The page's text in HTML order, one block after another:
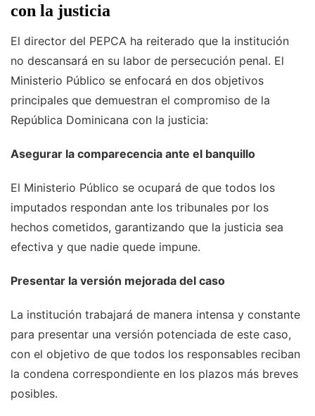
con la justicia
El director del PEPCA ha reiterado que la institución
no descansará en su labor de persecución penal. El
Ministerio Público se enfocará en dos objetivos
principales que demuestran el compromiso de la
República Dominicana con la justicia:
Asegurar la comparecencia ante el banquillo
El Ministerio Público se ocupará de que todos los
imputados respondan ante los tribunales por los
hechos cometidos, garantizando que la justicia sea
efectiva y que nadie quede impune.
Presentar la versión mejorada del caso
La institución trabajará de manera intensa y constante
para presentar una versión potenciada de este caso,
con el objetivo de que todos los responsables reciban
la condena correspondiente en los plazos más breves
posibles.